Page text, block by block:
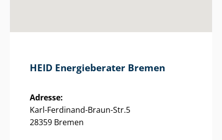
HEID Energieberater Bremen
Adresse:
Karl-Ferdinand-Braun-Str.5
28359 Bremen